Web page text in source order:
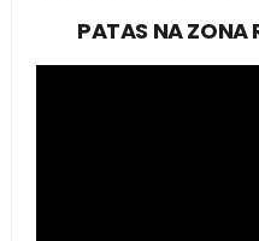
PATAS NA ZONA